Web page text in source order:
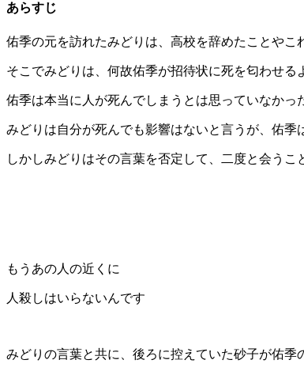
あらすじ
佑季の元を訪れたみどりは、高校を辞めたことやこ
そこでみどりは、何故佑季が招待状に死を匂わせる
佑季は本当に人が死んでしまうとは思っていなかっ
みどりは自分が死んでも影響はないと言うが、佑季
しかしみどりはその言葉を否定して、二度と会うこ
もうあの人の近くに
人殺しはいらないんです
みどりの言葉と共に、後ろに控えていた砂子が佑季